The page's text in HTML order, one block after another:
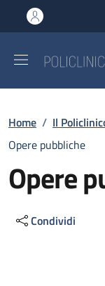
al contenuto
to footer content
Briciole
Home / Il
Opere pubbliche
Opere
Condividi